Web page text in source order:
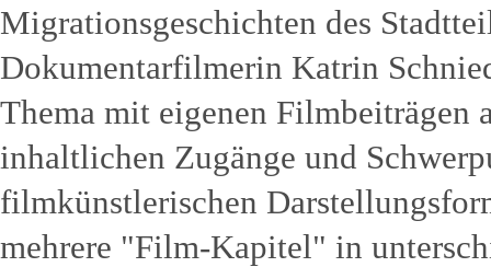
Migrationsgeschichten des
Dokumentarfilmerin Katrin
Thema mit eigenen Filmbeiträgen
inhaltlichen Zugänge und
filmkünstlerischen
mehrere "Film-Kapitel" in